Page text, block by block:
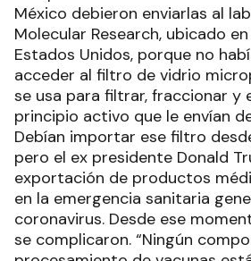
México debieron enviarlas al
Molecular Research, ubicado
Estados Unidos, porque no
acceder al filtro de vidrio
se usa para filtrar, fraccionar y
principio activo que le envían
Debían importar ese filtro
pero el ex presidente Donald
exportación de productos
en la emergencia sanitaria
coronavirus. Desde ese
se complicaron. “Ningún